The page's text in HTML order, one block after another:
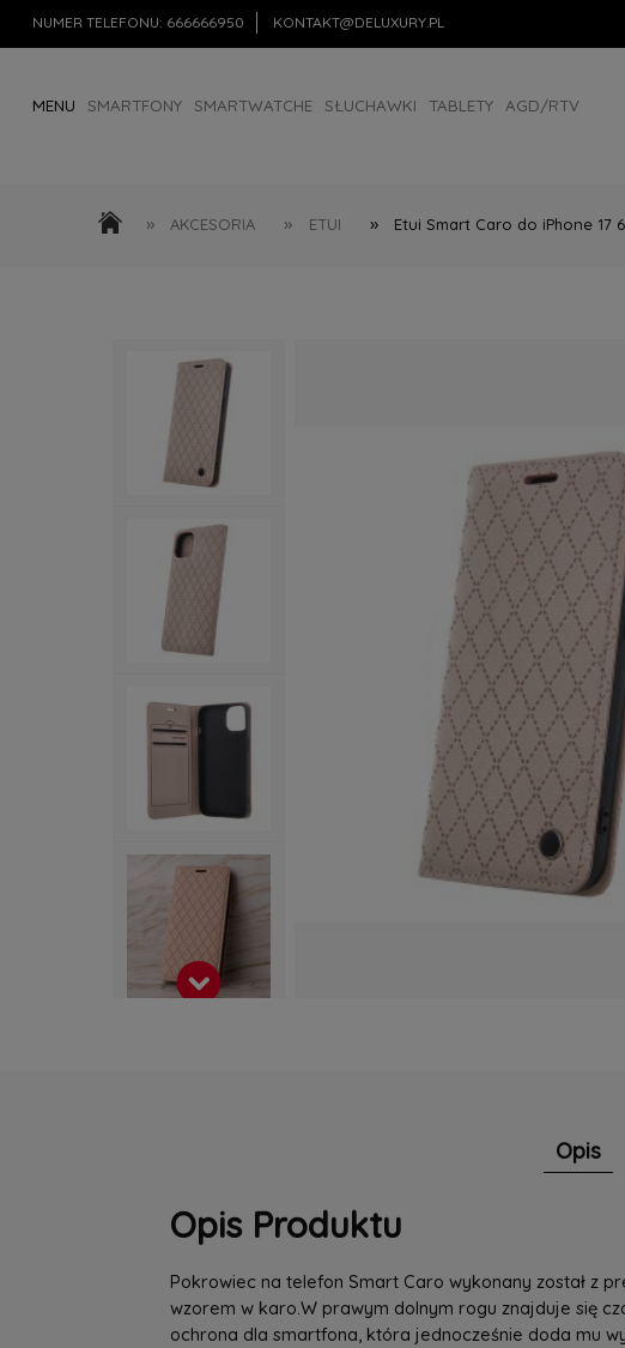
NUMER TELEFONU: 666666950 KONTAKT@DELUXURY.PL
MENU SMARTFONY SMARTWATCHE SŁUCHAWKI TABLETY AGD/RTV
» AKCESORIA » ETUI » Etui Smart Caro do iPhone 17
Opis
Opis Produktu
Pokrowiec na telefon Smart Caro wykonany został z
wzorem w karo.W prawym dolnym rogu znajduje się
ochrona dla smartfona, która jednocześnie doda mu